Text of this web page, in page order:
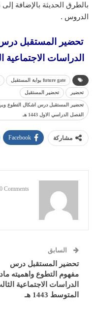
بالطرق الحديثة بالإضافة
الدروس .
تحضير المستقبل
الدراسات الاجتماعية
future gate بوابة المستقبل
تحضير تحضير المستقبل
تحضير المستقبل درس اشكال التطوع
الفصل الدراسي الاول 1443 هـ
مشاركة Facebook
0 Comments
السابق
تحضير المستقبل درس
مفهوم التطوع واهميته
الدراسات الاجتماعية
المتوسط 1443 هـ